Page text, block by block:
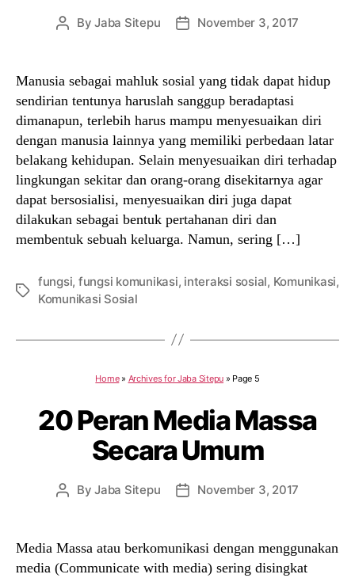
PostByJaba Sitepu
PostNovember 3, 2017
Manusia sebagai mahluk sosial yang tidak dapat hidup
sendirian tentunya haruslah sanggup beradaptasi
dimanapun, terlebih harus mampu menyesuaikan diri
dengan manusia lainnya yang memiliki perbedaan latar
belakang kehidupan. Selain menyesuaikan diri terhadap
lingkungan sekitar dan orang-orang disekitarnya agar
dapat bersosialisi, menyesuaikan diri juga dapat
dilakukan sebagai bentuk pertahanan diri dan
membentuk sebuah keluarga. Namun, sering […]
Tags
fungsi, fungsi komunikasi, interaksi sosial, Komunikasi,
Komunikasi Sosial
Home» Archives for Jaba Sitepu » Page 5
20 Peran Media Massa
Secara Umum
PostByJaba Sitepu
PostNovember 3, 2017
Media Massa atau berkomunikasi dengan menggunakan
media (Communicate with media) sering disingkat